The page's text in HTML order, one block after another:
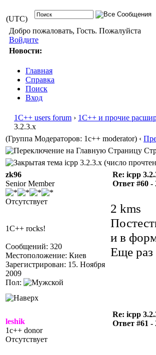
(UTC)
Добро пожаловать, Гость. Пожалуйста
Войдите
Новости:
Главная
Справка
Поиск
Вход
1С++ users forum › 1С++ и прочие
3.2.3.x
(Группа Модераторов: 1c++ moderator) ‹
icpp 3.2.3.x (число
zk96
Senior Member
Отсутствует
1C++ rocks!
Сообщений: 320
Местоположение: Киев
Зарегистрирован: 15. Ноября
2009
Пол:
Re: icpp
Ответ #60 -
2 kms
и в
Еще раз
leshik
1c++ donor
Отсутствует
Re: icpp
Ответ #61 -